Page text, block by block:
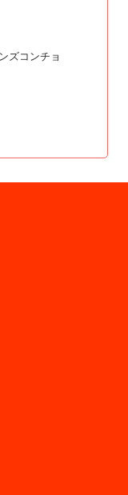
ズコンチョ